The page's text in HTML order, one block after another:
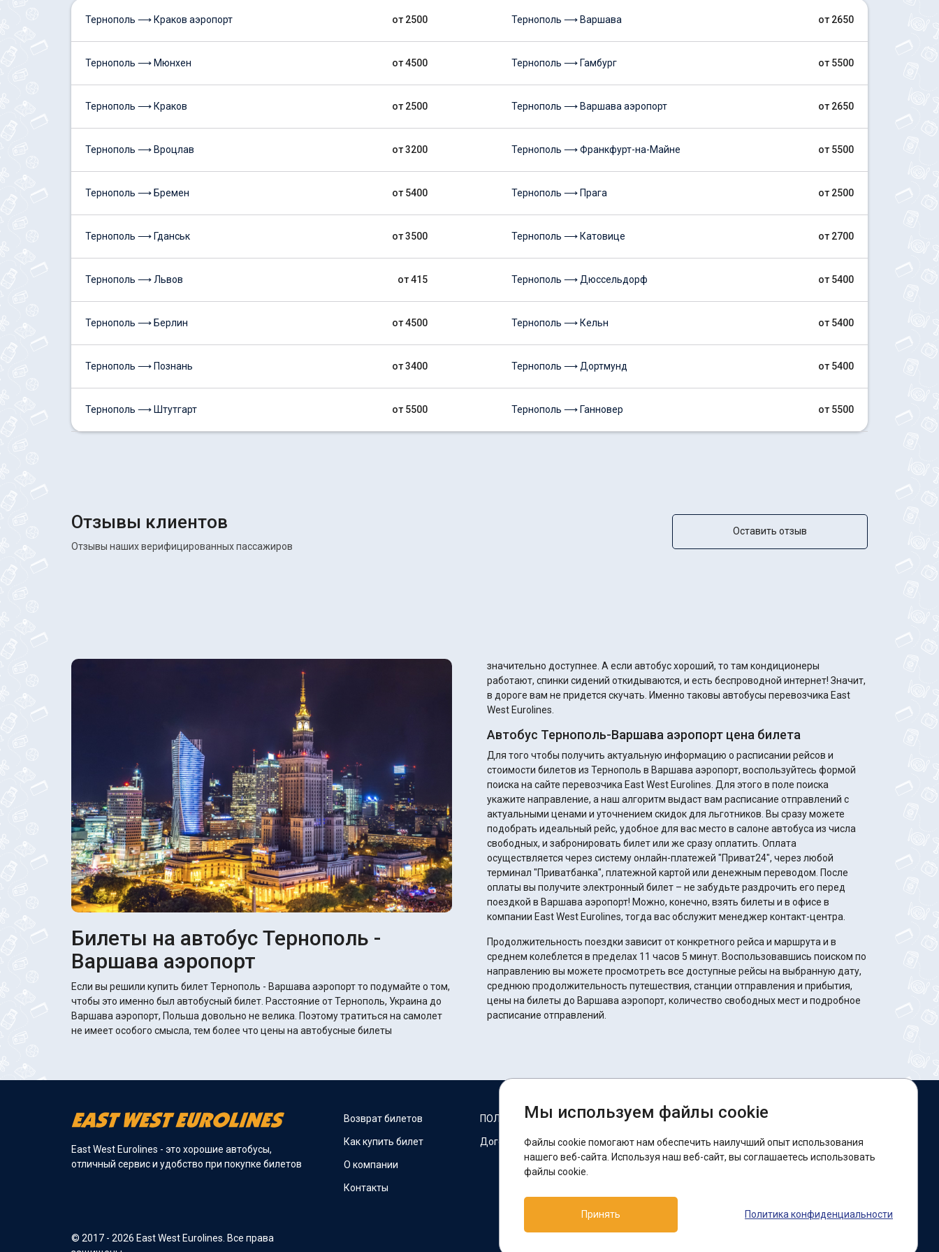
Тернополь ⟶ Краков аэропорт от 2500
Тернополь ⟶ Мюнхен от 4500
Тернополь ⟶ Краков от 2500
Тернополь ⟶ Вроцлав от 3200
Тернополь ⟶ Бремен от 5400
Тернополь ⟶ Гданськ от 3500
Тернополь ⟶ Львов от 415
Тернополь ⟶ Берлин от 4500
Тернополь ⟶ Познань от 3400
Тернополь ⟶ Штутгарт от 5500
Тернополь ⟶ Варшава от 2650
Тернополь ⟶ Гамбург от 5500
Тернополь ⟶ Варшава аэропорт от 2650
Тернополь ⟶ Франкфурт-на-Майне от 5500
Тернополь ⟶ Прага от 2500
Тернополь ⟶ Катовице от 2700
Тернополь ⟶ Дюссельдорф от 5400
Тернополь ⟶ Кельн от 5400
Тернополь ⟶ Дортмунд от 5400
Тернополь ⟶ Ганновер от 5500
Отзывы клиентов
Отзывы наших верифицированных пассажиров
Оставить отзыв
Билеты на автобус Тернополь -
Варшава аэропорт
Если вы решили купить билет Тернополь - Варшава аэропорт то подумайте о том,
чтобы это именно был автобусный билет. Расстояние от Тернополь, Украина до
Варшава аэропорт, Польша довольно не велика. Поэтому тратиться на самолет
не имеет особого смысла, тем более что цены на автобусные билеты
значительно доступнее. А если автобус хороший, то там кондиционеры
работают, спинки сидений откидываются, и есть беспроводной интернет! Значит,
в дороге вам не придется скучать. Именно таковы автобусы перевозчика East
West Eurolines.
Автобус Тернополь-Варшава аэропорт цена билета
Для того чтобы получить актуальную информацию о расписании рейсов и
стоимости билетов из Тернополь в Варшава аэропорт, воспользуйтесь формой
поиска на сайте перевозчика East West Eurolines. Для этого в поле поиска
укажите направление, а наш алгоритм выдаст вам расписание отправлений с
актуальными ценами и уточнением скидок для льготников. Вы сразу можете
подобрать идеальный рейс, удобное для вас место в салоне автобуса из числа
свободных, и забронировать билет или же сразу оплатить. Оплата
осуществляется через систему онлайн-платежей "Приват24", через любой
терминал "Приватбанка", платежной картой или денежным переводом. После
оплаты вы получите электронный билет – не забудьте раздрочить его перед
поездкой в Варшава аэропорт! Можно, конечно, взять билеты и в офисе в
компании East West Eurolines, тогда вас обслужит менеджер контакт-центра.
Продолжительность поездки зависит от конкретного рейса и маршрута и в
среднем колеблется в пределах 11 часов 5 минут. Воспользовавшись поиском по
направлению вы можете просмотреть все доступные рейсы на выбранную дату,
среднюю продолжительность путешествия, станции отправления и прибытия,
цены на билеты до Варшава аэропорт, количество свободных мест и подробное
расписание отправлений.
East West Eurolines - это хорошие автобусы,
отличный сервис и удобство при покупке билетов
© 2017 - 2026 East West Eurolines. Все права
Возврат билетов
Как купить билет
О компании
Контакты
ПОЛИТИКА COOKIES
Договор оферты
Мы в соцсетях:
Facebook
Поддержка:
Telegram-бот
Мы используем файлы cookie
Файлы cookie помогают нам обеспечить наилучший опыт использования
нашего веб-сайта. Используя наш веб-сайт, вы соглашаетесь использовать
файлы cookie.
Принять Политика конфиденциальности